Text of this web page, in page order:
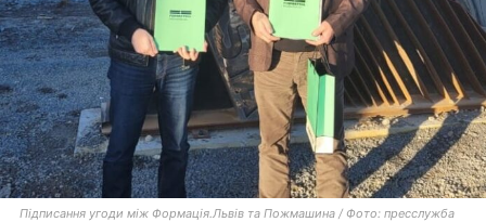
Підписання угоди між Формація.Львів та Пожмашина / Фото: пресслужба